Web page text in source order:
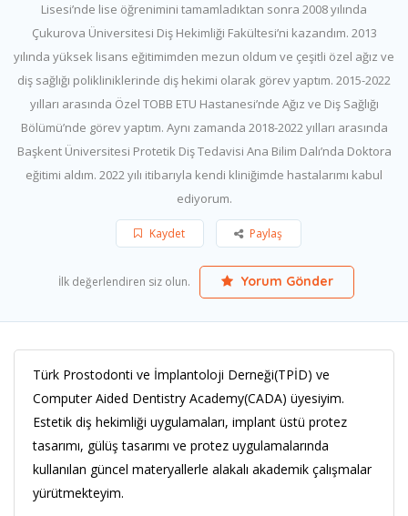
Lisesi’nde lise öğrenimini tamamladıktan sonra 2008 yılında
Çukurova Üniversitesi Diş Hekimliği Fakültesi’ni kazandım. 2013
yılında yüksek lisans eğitimimden mezun oldum ve çeşitli özel ağız ve
diş sağlığı polikliniklerinde diş hekimi olarak görev yaptım. 2015-2022
yılları arasında Özel TOBB ETU Hastanesi’nde Ağız ve Diş Sağlığı
Bölümü’nde görev yaptım. Aynı zamanda 2018-2022 yılları arasında
Başkent Üniversitesi Protetik Diş Tedavisi Ana Bilim Dalı’nda Doktora
eğitimi aldım. 2022 yılı itibarıyla kendi kliniğimde hastalarımı kabul
ediyorum.
Kaydet Paylaş
İlk değerlendiren siz olun. Yorum Gönder
Türk Prostodonti ve İmplantoloji Derneği(TPİD) ve
Computer Aided Dentistry Academy(CADA) üyesiyim.
Estetik diş hekimliği uygulamaları, implant üstü protez
tasarımı, gülüş tasarımı ve protez uygulamalarında
kullanılan güncel materyallerle alakalı akademik çalışmalar
yürütmekteyim.